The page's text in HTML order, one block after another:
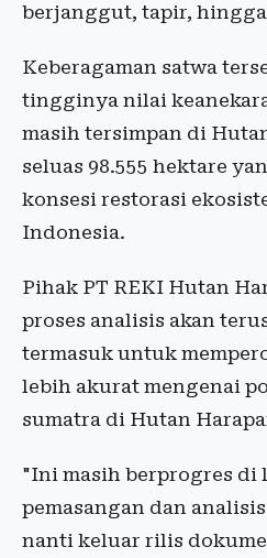
berjanggut, tapir,
Keberagaman satwa
tingginya nilai
masih tersimpan di
seluas 98.555 hektare
konsesi restorasi
Indonesia.
Pihak PT REKI Hutan
proses analisis akan
termasuk untuk
lebih akurat mengenai
sumatra di Hutan
"Ini masih berprogres di
pemasangan dan
nanti keluar rilis